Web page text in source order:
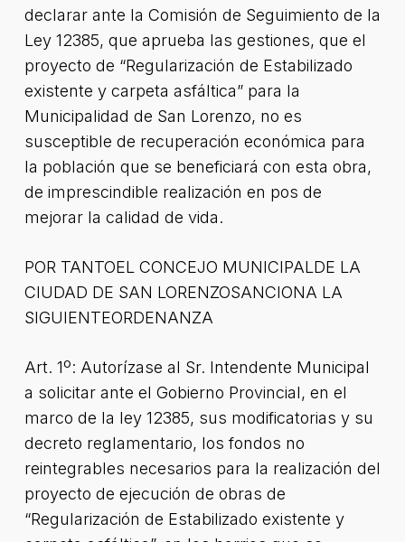
declarar ante la Comisión de Seguimiento de la
Ley 12385, que aprueba las gestiones, que el
proyecto de “Regularización de Estabilizado
existente y carpeta asfáltica” para la
Municipalidad de San Lorenzo, no es
susceptible de recuperación económica para
la población que se beneficiará con esta obra,
de imprescindible realización en pos de
mejorar la calidad de vida.
POR TANTOEL CONCEJO MUNICIPALDE LA
CIUDAD DE SAN LORENZOSANCIONA LA
SIGUIENTEORDENANZA
Art. 1º: Autorízase al Sr. Intendente Municipal
a solicitar ante el Gobierno Provincial, en el
marco de la ley 12385, sus modificatorias y su
decreto reglamentario, los fondos no
reintegrables necesarios para la realización del
proyecto de ejecución de obras de
“Regularización de Estabilizado existente y